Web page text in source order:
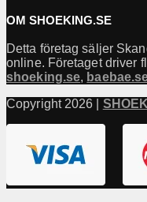
OM SHOEKING.SE
Detta företag säljer
online. Företaget driver
shoeking.se,
Copyright 2026 |